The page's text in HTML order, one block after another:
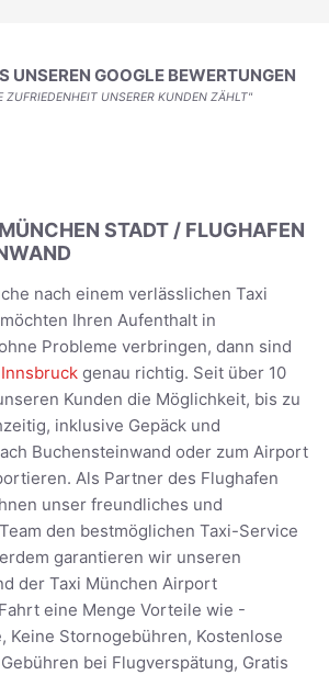
UNSEREN GOOGLE BEWERTUNGEN
ZUFRIEDENHEIT UNSERER KUNDEN ZÄHLT"
STADT / FLUGHAFEN
nach einem verlässlichen Taxi
Ihren Aufenthalt in
Probleme verbringen, dann sind
genau richtig. Seit über 10
Kunden die Möglichkeit, bis zu
inklusive Gepäck und
Buchensteinwand oder zum Airport
Als Partner des Flughafen
unser freundliches und
den bestmöglichen Taxi-Service
garantieren wir unseren
der Taxi München Airport
eine Menge Vorteile wie -
Keine Stornogebühren, Kostenlose
bei Flugverspätung, Gratis